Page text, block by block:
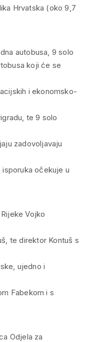
Hrvatska (oko 9,7
autobusa, 9 solo
koji će se
i ekonomsko-
te 9 solo
zadovoljavaju
isporuka očekuje u
Vojko
te direktor Kontuš s
ujedno i
Fabekom i s
Odjela za